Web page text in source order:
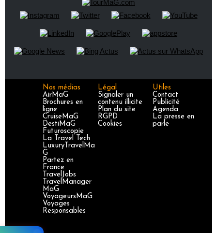
Nos médias
AirMaG
Brochures en
ligne
CruiseMaG
DestiMaG
Futuroscopie
La Travel Tech
LuxuryTravelMa
G
Partez en
France
TravelJobs
TravelManager
MaG
VoyageursMaG
Voyages
Responsables
Légal
Signaler un
contenu illicite
Plan du site
RGPD
Cookies
Utiles
Contact
Publicité
Agenda
La presse en
parle